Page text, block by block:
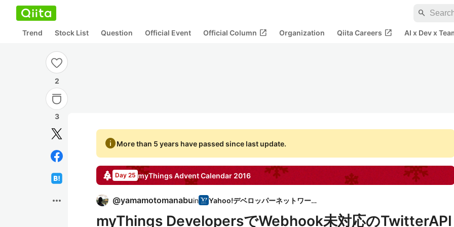
search
Trend Stock List Question Official Event Official Column open_in_new Organization Qiita Careers open_in_new AI x Dev x
2
3
more_horiz
infoMore than 5 years have passed since last update.
Day 25 myThings Advent Calendar 2016
@yamamotomanabuin Yahoo!デベロッパーネットワーク
myThings DevelopersでWebhook未対応のTwitterAPI